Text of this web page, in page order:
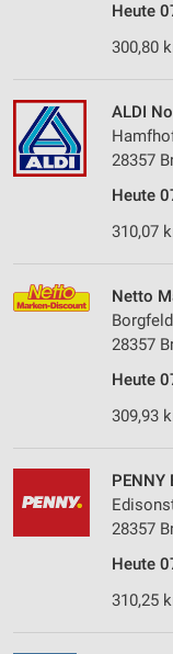
Heute
300,80
ALDI
28357
Heute
310,07
Netto
28357
Heute
309,93
PENNY
28357
Heute
310,25